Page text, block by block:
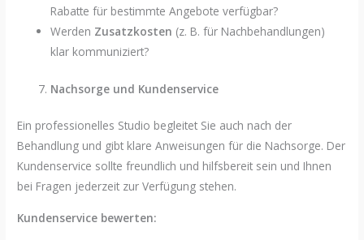
Rabatte für bestimmte Angebote verfügbar?
Werden Zusatzkosten (z. B. für Nachbehandlungen)
klar kommuniziert?
Nachsorge und Kundenservice
Ein professionelles Studio begleitet Sie auch nach der
Behandlung und gibt klare Anweisungen für die Nachsorge. Der
Kundenservice sollte freundlich und hilfsbereit sein und Ihnen
bei Fragen jederzeit zur Verfügung stehen.
Kundenservice bewerten: